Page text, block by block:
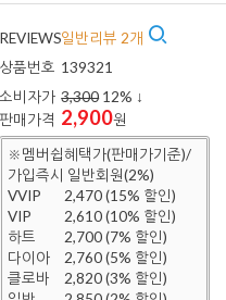
REVIEWS일반리뷰 2개
상품번호 139321
소비자가 3,300 12% ↓
판매가격 2,900원
※멤버쉽혜택가(판매가기준)/
가입즉시 일반회원(2%)
VVIP
2,470 (15% 할인)
VIP
2,610 (10% 할인)
하트
2,700 (7% 할인)
다이아
2,760 (5% 할인)
클로바
2,820 (3% 할인)